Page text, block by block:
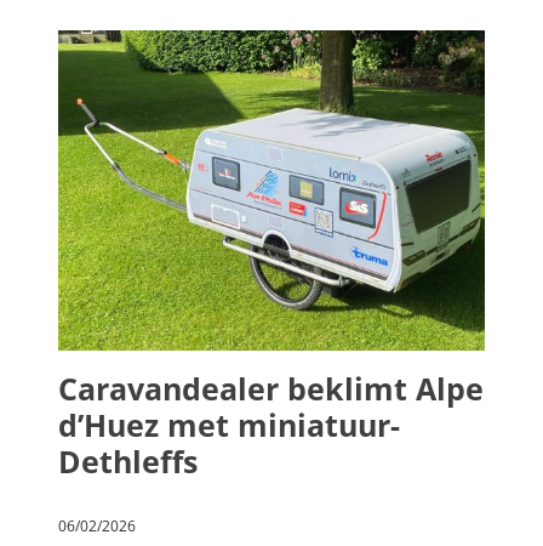
Caravandealer beklimt Alpe
d’Huez met miniatuur-
Dethleffs
06/02/2026